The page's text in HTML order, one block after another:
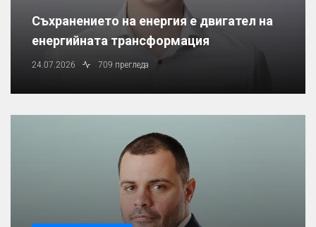
Съхранението на енергия е двигател на
енергийната трансформация
24.07.2026 709 прегледа